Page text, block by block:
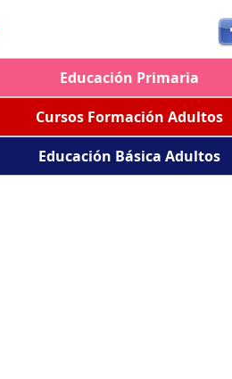
Educación Primaria
Cursos Formación Adultos
Educación Básica Adultos